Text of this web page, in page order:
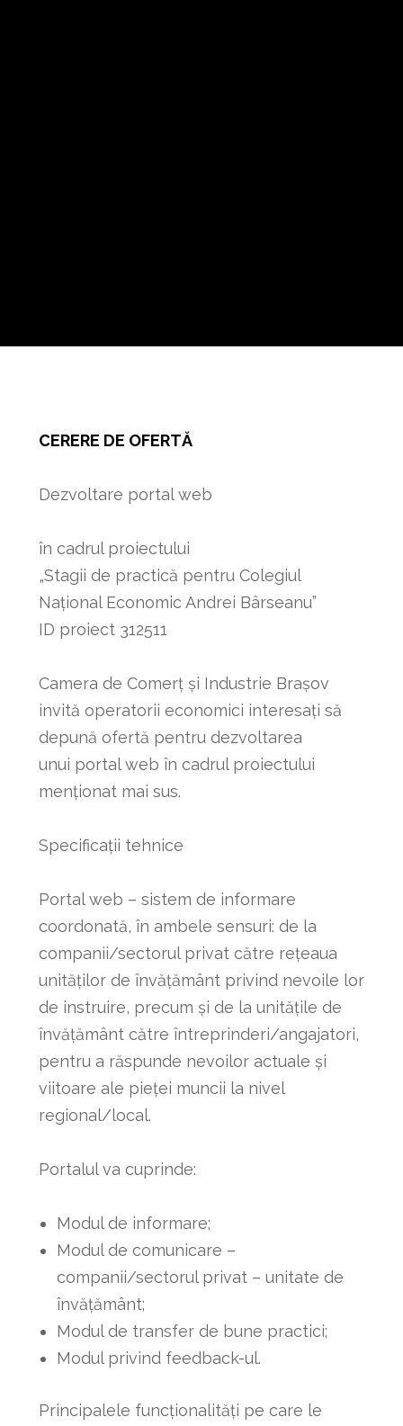
CERERE DE OFERTĂ
Dezvoltare portal web
în cadrul proiectului
„Stagii de practică pentru Colegiul
Național Economic Andrei Bârseanu”
ID proiect 312511
Camera de Comerț și Industrie Brașov
invită operatorii economici interesați să
depună ofertă pentru dezvoltarea
unui portal web în cadrul proiectului
menționat mai sus.
Specificații tehnice
Portal web – sistem de informare
coordonată, în ambele sensuri: de la
companii/sectorul privat către rețeaua
unităților de învățământ privind nevoile lor
de instruire, precum și de la unitățile de
învățământ către întreprinderi/angajatori,
pentru a răspunde nevoilor actuale și
viitoare ale pieței muncii la nivel
regional/local.
Portalul va cuprinde:
Modul de informare;
Modul de comunicare –
companii/sectorul privat – unitate de
învățământ;
Modul de transfer de bune practici;
Modul privind feedback-ul.
Principalele funcționalități pe care le